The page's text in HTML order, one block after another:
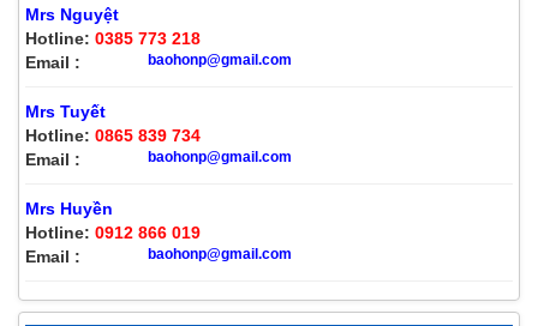
Mrs Nguyệt
Hotline: 0385 773 218
Email :
baohonp@gmail.com
Mrs Tuyết
Hotline: 0865 839 734
Email :
baohonp@gmail.com
Mrs Huyền
Hotline: 0912 866 019
Email :
baohonp@gmail.com